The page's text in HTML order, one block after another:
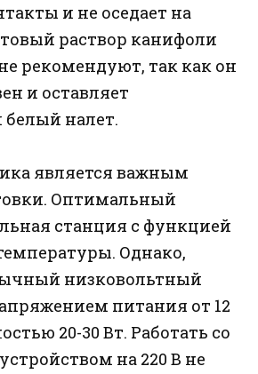
и не оседает на
раствор канифоли
рекомендуют, так как он
и оставляет
налет.
является важным
Оптимальный
станция с функцией
Однако,
низковольтный
питания от 12
20-30 Вт. Работать со
на 220 В не